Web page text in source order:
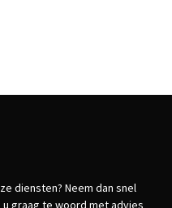
diensten? Neem dan snel
graag te woord met advies